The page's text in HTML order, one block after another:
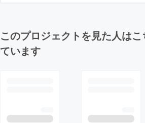
このプロジェクトを見た人は
ています